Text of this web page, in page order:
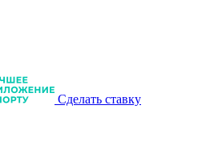
Сделать ставку